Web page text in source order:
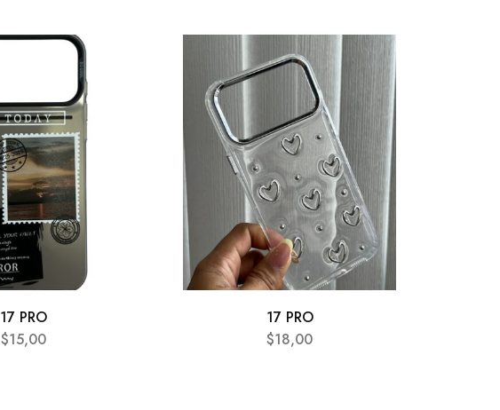
17 PRO
$15,00
17 PRO
$18,00